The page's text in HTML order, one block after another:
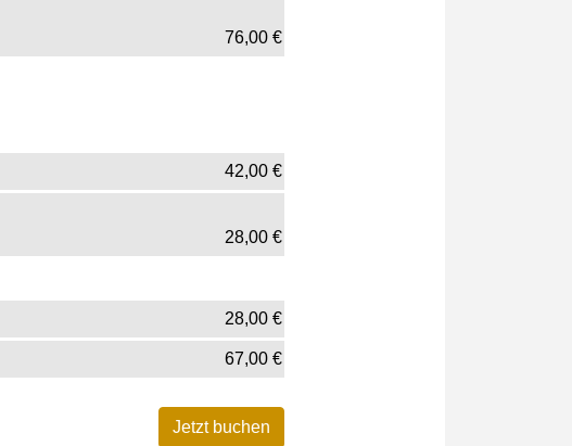
76,00 €
42,00 €
28,00 €
28,00 €
67,00 €